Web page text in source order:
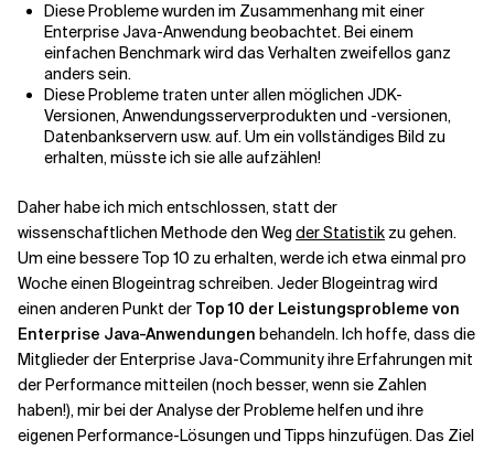
Diese Probleme wurden im Zusammenhang mit einer
Enterprise Java-Anwendung beobachtet. Bei einem
einfachen Benchmark wird das Verhalten zweifellos ganz
anders sein.
Diese Probleme traten unter allen möglichen JDK-
Versionen, Anwendungsserverprodukten und -versionen,
Datenbankservern usw. auf. Um ein vollständiges Bild zu
erhalten, müsste ich sie alle aufzählen!
Daher habe ich mich entschlossen, statt der
wissenschaftlichen Methode den Weg der Statistik zu gehen.
Um eine bessere Top 10 zu erhalten, werde ich etwa einmal pro
Woche einen Blogeintrag schreiben. Jeder Blogeintrag wird
einen anderen Punkt der Top 10 der Leistungsprobleme von
Enterprise Java-Anwendungen behandeln. Ich hoffe, dass die
Mitglieder der Enterprise Java-Community ihre Erfahrungen mit
der Performance mitteilen (noch besser, wenn sie Zahlen
haben!), mir bei der Analyse der Probleme helfen und ihre
eigenen Performance-Lösungen und Tipps hinzufügen. Das Ziel